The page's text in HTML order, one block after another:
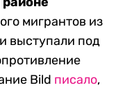
мигрантов из
выступали под
Bild писало,